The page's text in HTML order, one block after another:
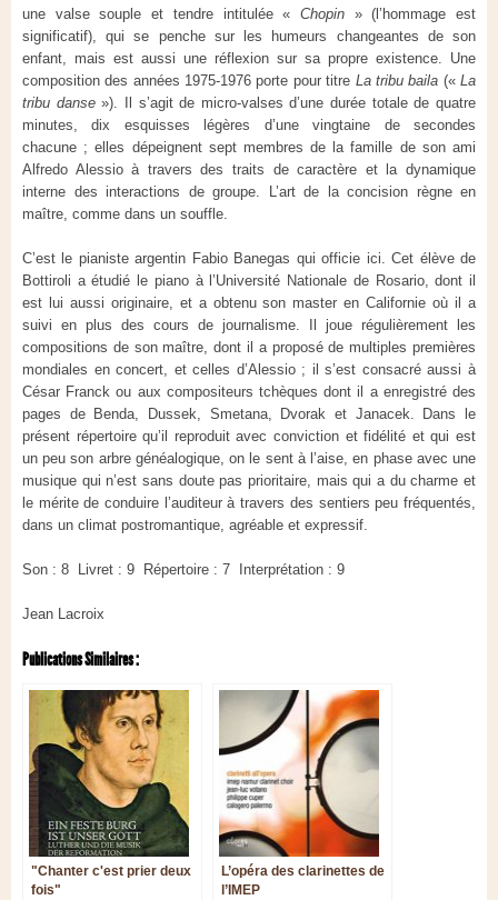
une valse souple et tendre intitulée « Chopin» (l’hommage est
significatif), qui se penche sur les humeurs changeantes de son
enfant, mais est aussi une réflexion sur sa propre existence. Une
composition des années 1975-1976 porte pour titre La tribu baila («La
tribu danse»). Il s’agit de micro-valses d’une durée totale de quatre
minutes, dix esquisses légères d’une vingtaine de secondes
chacune ; elles dépeignent sept membres de la famille de son ami
Alfredo Alessio à travers des traits de caractère et la dynamique
interne des interactions de groupe. L’art de la concision règne en
maître, comme dans un souffle.
C’est le pianiste argentin Fabio Banegas qui officie ici. Cet élève de
Bottiroli a étudié le piano à l’Université Nationale de Rosario, dont il
est lui aussi originaire, et a obtenu son master en Californie où il a
suivi en plus des cours de journalisme. Il joue régulièrement les
compositions de son maître, dont il a proposé de multiples premières
mondiales en concert, et celles d’Alessio ; il s’est consacré aussi à
César Franck ou aux compositeurs tchèques dont il a enregistré des
pages de Benda, Dussek, Smetana, Dvorak et Janacek. Dans le
présent répertoire qu’il reproduit avec conviction et fidélité et qui est
un peu son arbre généalogique, on le sent à l’aise, en phase avec une
musique qui n’est sans doute pas prioritaire, mais qui a du charme et
le mérite de conduire l’auditeur à travers des sentiers peu fréquentés,
dans un climat postromantique, agréable et expressif.
Son : 8 Livret : 9 Répertoire : 7 Interprétation : 9
Jean Lacroix
Publications Similaires :
"Chanter c'est prier deux
fois"
L’opéra des clarinettes de
l’IMEP